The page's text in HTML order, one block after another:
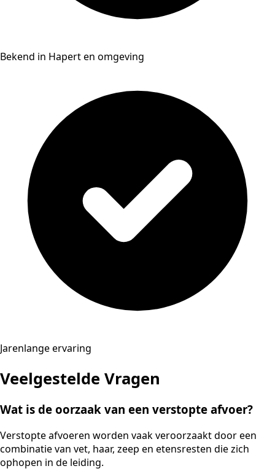
Bekend in Hapert en omgeving
Jarenlange ervaring
Veelgestelde Vragen
Wat is de oorzaak van een verstopte afvoer?
Verstopte afvoeren worden vaak veroorzaakt door een
combinatie van vet, haar, zeep en etensresten die zich
ophopen in de leiding.